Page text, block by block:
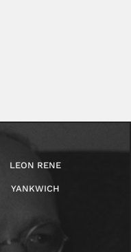
LEON RENE
YANKWICH